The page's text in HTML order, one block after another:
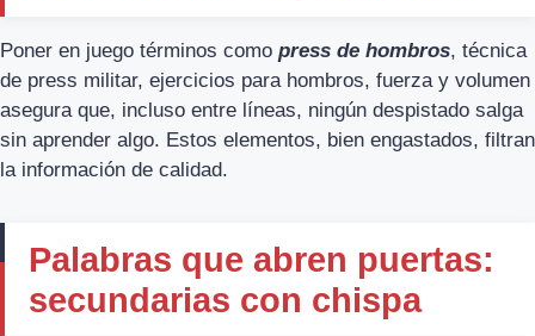
Poner en juego términos como press de hombros, técnica
de press militar, ejercicios para hombros, fuerza y volumen
asegura que, incluso entre líneas, ningún despistado salga
sin aprender algo. Estos elementos, bien engastados, filtran
la información de calidad.
Palabras que abren puertas:
secundarias con chispa